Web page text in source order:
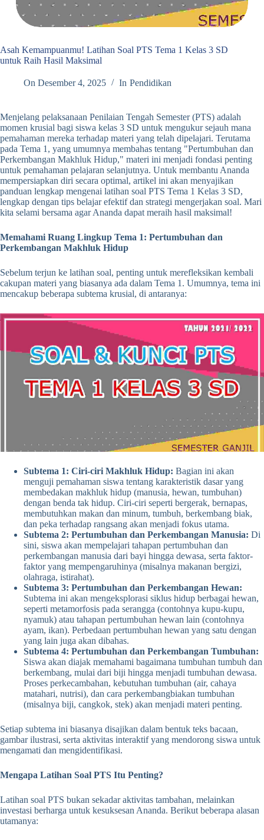
Asah Kemampuanmu! Latihan Soal PTS Tema 1 Kelas 3 SD
untuk Raih Hasil Maksimal
On Desember 4, 2025 In Pendidikan
Menjelang pelaksanaan Penilaian Tengah Semester (PTS) adalah
momen krusial bagi siswa kelas 3 SD untuk mengukur sejauh mana
pemahaman mereka terhadap materi yang telah dipelajari. Terutama
pada Tema 1, yang umumnya membahas tentang "Pertumbuhan dan
Perkembangan Makhluk Hidup," materi ini menjadi fondasi penting
untuk pemahaman pelajaran selanjutnya. Untuk membantu Ananda
mempersiapkan diri secara optimal, artikel ini akan menyajikan
panduan lengkap mengenai latihan soal PTS Tema 1 Kelas 3 SD,
lengkap dengan tips belajar efektif dan strategi mengerjakan soal. Mari
kita selami bersama agar Ananda dapat meraih hasil maksimal!
Memahami Ruang Lingkup Tema 1: Pertumbuhan dan
Perkembangan Makhluk Hidup
Sebelum terjun ke latihan soal, penting untuk merefleksikan kembali
cakupan materi yang biasanya ada dalam Tema 1. Umumnya, tema ini
mencakup beberapa subtema krusial, di antaranya:
Subtema 1: Ciri-ciri Makhluk Hidup: Bagian ini akan
menguji pemahaman siswa tentang karakteristik dasar yang
membedakan makhluk hidup (manusia, hewan, tumbuhan)
dengan benda tak hidup. Ciri-ciri seperti bergerak, bernapas,
membutuhkan makan dan minum, tumbuh, berkembang biak,
dan peka terhadap rangsang akan menjadi fokus utama.
Subtema 2: Pertumbuhan dan Perkembangan Manusia: Di
sini, siswa akan mempelajari tahapan pertumbuhan dan
perkembangan manusia dari bayi hingga dewasa, serta faktor-
faktor yang mempengaruhinya (misalnya makanan bergizi,
olahraga, istirahat).
Subtema 3: Pertumbuhan dan Perkembangan Hewan:
Subtema ini akan mengeksplorasi siklus hidup berbagai hewan,
seperti metamorfosis pada serangga (contohnya kupu-kupu,
nyamuk) atau tahapan pertumbuhan hewan lain (contohnya
ayam, ikan). Perbedaan pertumbuhan hewan yang satu dengan
yang lain juga akan dibahas.
Subtema 4: Pertumbuhan dan Perkembangan Tumbuhan:
Siswa akan diajak memahami bagaimana tumbuhan tumbuh dan
berkembang, mulai dari biji hingga menjadi tumbuhan dewasa.
Proses perkecambahan, kebutuhan tumbuhan (air, cahaya
matahari, nutrisi), dan cara perkembangbiakan tumbuhan
(misalnya biji, cangkok, stek) akan menjadi materi penting.
Setiap subtema ini biasanya disajikan dalam bentuk teks bacaan,
gambar ilustrasi, serta aktivitas interaktif yang mendorong siswa untuk
mengamati dan mengidentifikasi.
Mengapa Latihan Soal PTS Itu Penting?
Latihan soal PTS bukan sekadar aktivitas tambahan, melainkan
investasi berharga untuk kesuksesan Ananda. Berikut beberapa alasan
utamanya: